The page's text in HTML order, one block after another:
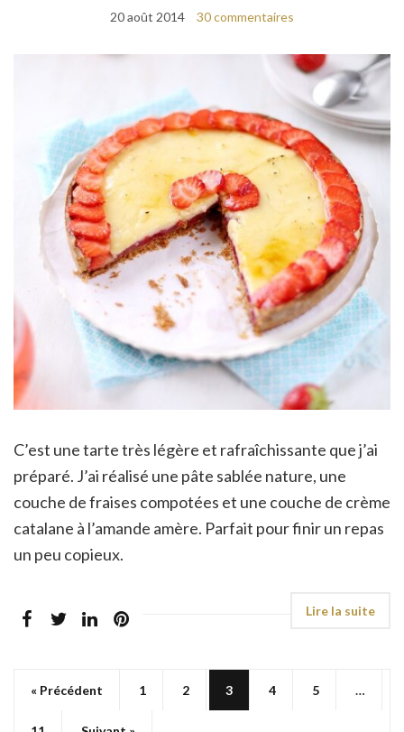
20 août 2014 30 commentaires
C’est une tarte très légère et rafraîchissante que j’ai
préparé. J’ai réalisé une pâte sablée nature, une
couche de fraises compotées et une couche de crème
catalane à l’amande amère. Parfait pour finir un repas
un peu copieux.
« Précédent 1 2 3 4 5 …